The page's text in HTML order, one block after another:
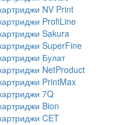
NV Print
ProfiLine
Sakura
SuperFine
Булат
NetProduct
PrintMax
7Q
Bion
CET